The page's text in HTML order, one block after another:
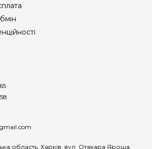
область, Харків, вул. Отакара Яроша,